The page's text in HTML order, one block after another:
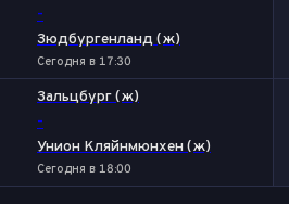
-
Зюдбургенланд (ж)
Сегодня в 17:30
Зальцбург (ж)
-
Унион Кляйнмюнхен (ж)
Сегодня в 18:00